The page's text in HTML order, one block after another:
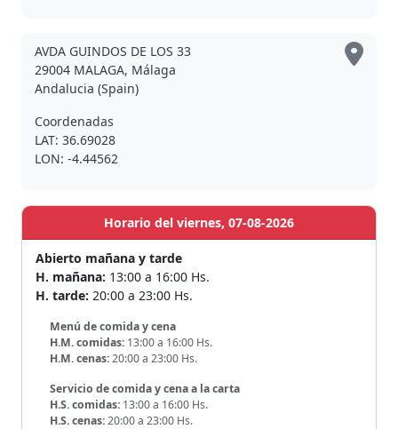
AVDA GUINDOS DE LOS 33
29004 MALAGA, Málaga
Andalucia (Spain)
Coordenadas
LAT: 36.69028
LON: -4.44562
Horario del viernes, 07-08-2026
Abierto mañana y tarde
H. mañana: 13:00 a 16:00 Hs.
H. tarde: 20:00 a 23:00 Hs.
Menú de comida y cena
H.M. comidas: 13:00 a 16:00 Hs.
H.M. cenas:20:00 a 23:00 Hs.
Servicio de comida y cena a la carta
H.S. comidas: 13:00 a 16:00 Hs.
H.S. cenas:20:00 a 23:00 Hs.